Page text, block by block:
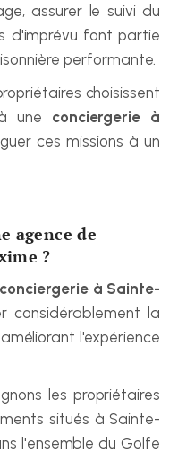
assurer le suivi du
d'imprévu font partie
performante.
choisissent
une conciergerie à
ces missions à un
agence de
?
à Sainte-
considérablement la
l'expérience
les propriétaires
situés à Sainte-
l'ensemble du Golfe